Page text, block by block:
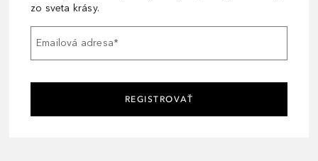
zo sveta krásy.
Emailová adresa*
REGISTROVAŤ